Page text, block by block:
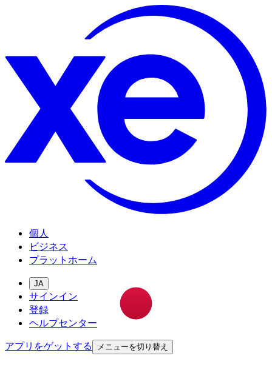
個人
ビジネス
プラットホーム
JA
サインイン
登録
ヘルプセンター
アプリをゲットする
メニューを切り替え